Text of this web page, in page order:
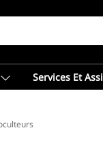
Services Et